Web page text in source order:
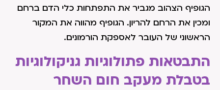
הגופיף הצהוב מגביר את התפתחות כלי הדם ברחם
ומכין את הרחם להריון. הגופיף מהווה את המקור
הראשוני של העובר לאספקת הורמונים.
התבטאות פתולוגיות גניקולוגיות
בטבלת מעקב חום השחר